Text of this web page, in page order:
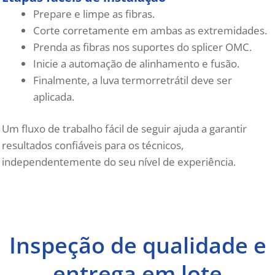
Prepare e limpe as fibras.
Corte corretamente em ambas as extremidades.
Prenda as fibras nos suportes do splicer OMC.
Inicie a automação de alinhamento e fusão.
Finalmente, a luva termorretrátil deve ser
aplicada.
Um fluxo de trabalho fácil de seguir ajuda a garantir
resultados confiáveis ​​para os técnicos,
independentemente do seu nível de experiência.
Inspeção de qualidade e